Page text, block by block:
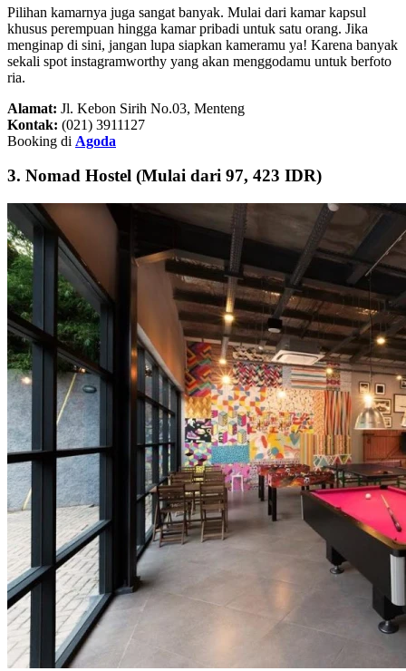
Pilihan kamarnya juga sangat banyak. Mulai dari kamar kapsul
khusus perempuan hingga kamar pribadi untuk satu orang. Jika
menginap di sini, jangan lupa siapkan kameramu ya! Karena banyak
sekali spot instagramworthy yang akan menggodamu untuk berfoto
ria.
Alamat: Jl. Kebon Sirih No.03, Menteng
Kontak: (021) 3911127
Booking di Agoda
3. Nomad Hostel (Mulai dari 97, 423 IDR)